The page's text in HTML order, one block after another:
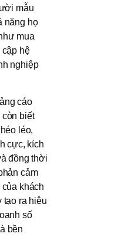
mẫu
năng họ
mua
cập hệ
nghiệp
cáo
biết
léo,
cực, kích
đồng thời
cảm
khách
tạo ra hiệu
số
bền